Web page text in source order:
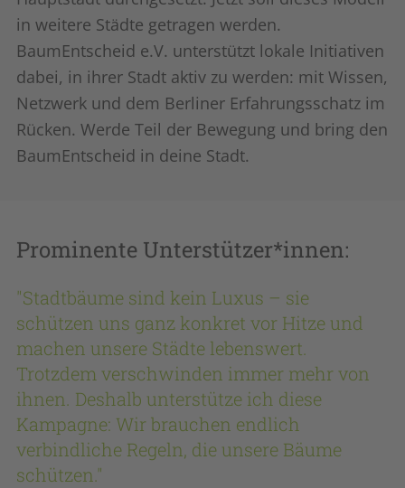
in weitere Städte getragen werden.
BaumEntscheid e.V. unterstützt lokale Initiativen
dabei, in ihrer Stadt aktiv zu werden: mit Wissen,
Netzwerk und dem Berliner Erfahrungsschatz im
Rücken. Werde Teil der Bewegung und bring den
BaumEntscheid in deine Stadt.
Prominente Unterstützer*innen:
"Stadtbäume sind kein Luxus – sie
schützen uns ganz konkret vor Hitze und
machen unsere Städte lebenswert.
Trotzdem verschwinden immer mehr von
ihnen. Deshalb unterstütze ich diese
Kampagne: Wir brauchen endlich
verbindliche Regeln, die unsere Bäume
schützen."